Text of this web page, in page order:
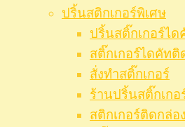
ปริ้นสติกเกอร์พิเศษ
ปริ้นสติ๊กเกอร์ได
สติ๊กเกอร์ไดคัทติ
สั่งทำสติ๊กเกอร์
ร้านปริ้นสติ๊กเกอ
สติกเกอร์ติดกล่อ